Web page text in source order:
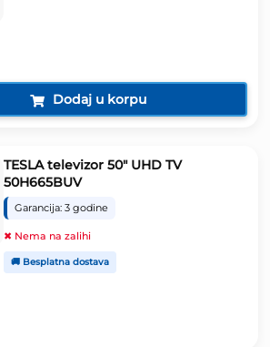
KM.
Dodaj u korpu
TESLA televizor 50″ UHD TV
50H665BUV
Garancija: 3 godine
✖ Nema na zalihi
🚚 Besplatna dostava